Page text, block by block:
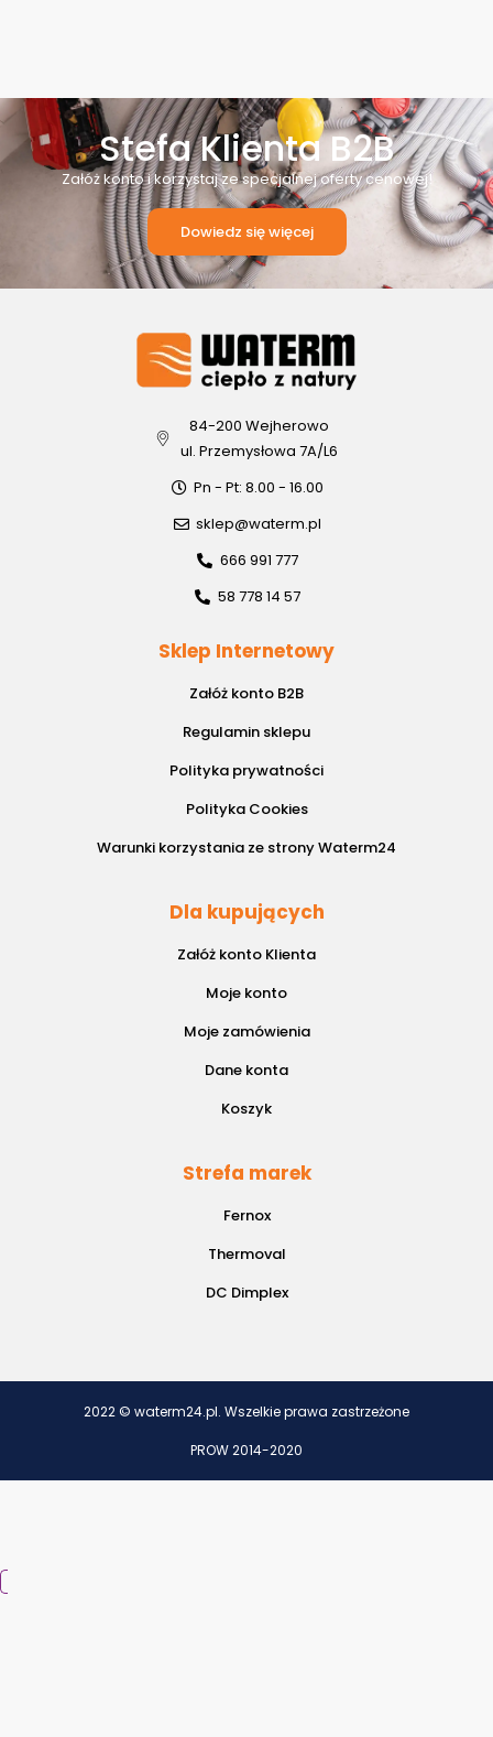
Stefa Klienta B2B
Załóż konto i korzystaj ze specjalnej oferty cenowej!
Dowiedz się więcej
84-200 Wejherowo
ul. Przemysłowa 7A/L6
Pn - Pt: 8.00 - 16.00
sklep@waterm.pl
666 991 777
58 778 14 57
Sklep Internetowy
Załóż konto B2B
Regulamin sklepu
Polityka prywatności
Polityka Cookies
Warunki korzystania ze strony Waterm24
Dla kupujących
Załóż konto Klienta
Moje konto
Moje zamówienia
Dane konta
Koszyk
Strefa marek
Fernox
Thermoval
DC Dimplex
2022 © waterm24.pl. Wszelkie prawa zastrzeżone
PROW 2014-2020